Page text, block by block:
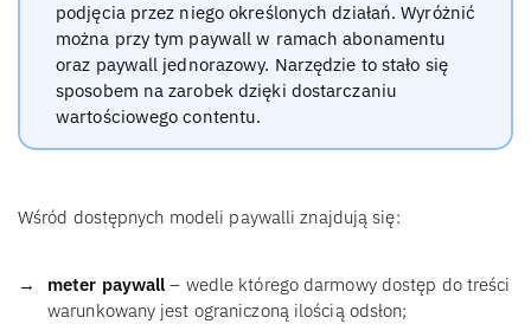
podjęcia przez niego określonych działań. Wyróżnić
można przy tym paywall w ramach abonamentu
oraz paywall jednorazowy. Narzędzie to stało się
sposobem na zarobek dzięki dostarczaniu
wartościowego contentu.
Wśród dostępnych modeli paywalli znajdują się:
meter paywall – wedle którego darmowy dostęp do treści
warunkowany jest ograniczoną ilością odsłon;